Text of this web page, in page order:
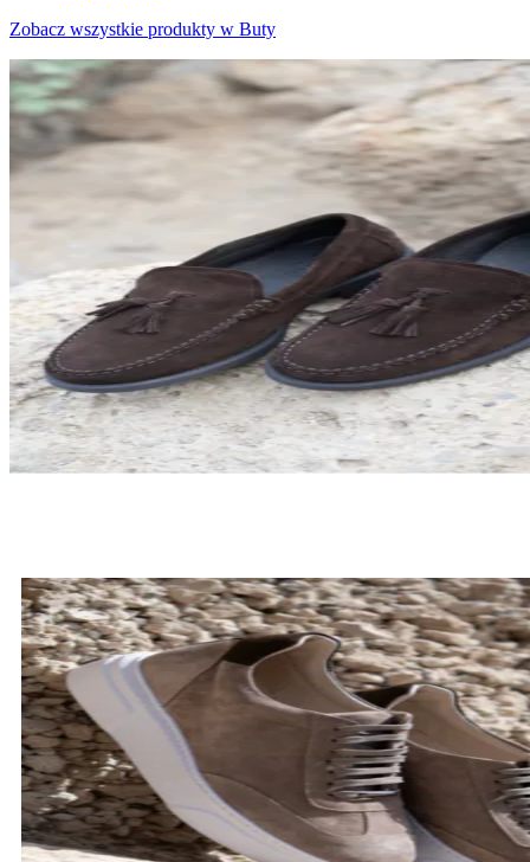
Zobacz wszystkie produkty w Buty